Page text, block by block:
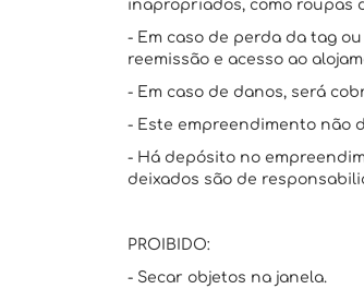
inapropriados, como roupas
- Em caso de perda da tag
reemissão e acesso ao
- Em caso de danos, será
- Este empreendimento não
- Há depósito no
deixados são de
PROIBIDO:
- Secar objetos na janela.